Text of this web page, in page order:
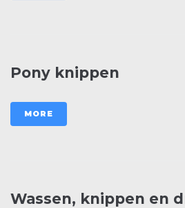
Pony knippen
MORE
Wassen, knippen en